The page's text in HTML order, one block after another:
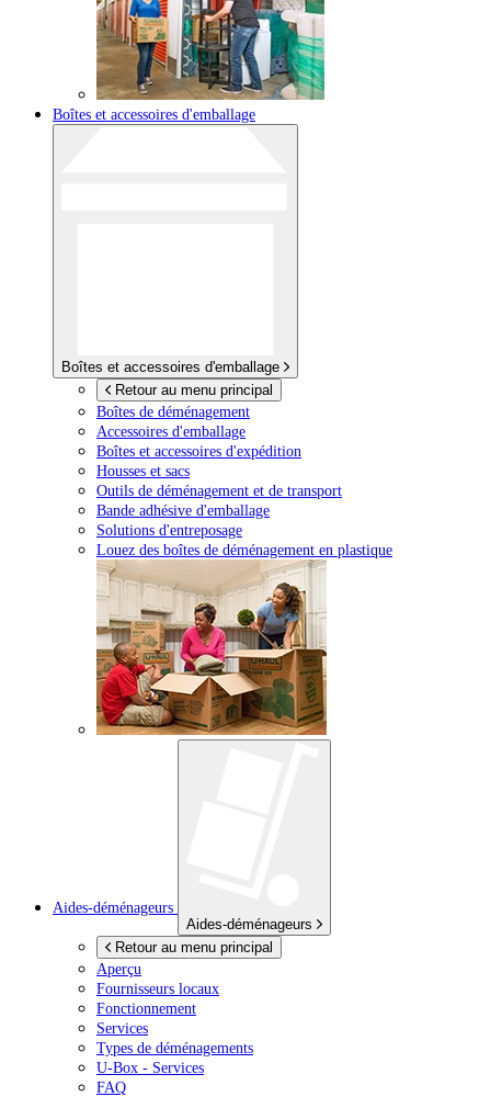
Boîtes et accessoires d'emballage
Boîtes et accessoires d'emballage
Retour au menu principal
Boîtes de déménagement
Accessoires d'emballage
Boîtes et accessoires d'expédition
Housses et sacs
Outils de déménagement et de transport
Bande adhésive d'emballage
Solutions d'entreposage
Louez des boîtes de déménagement en plastique
Aides-déménageurs
Aides-déménageurs
Retour au menu principal
Aperçu
Fournisseurs locaux
Fonctionnement
Services
Types de déménagements
U-Box - Services
FAQ